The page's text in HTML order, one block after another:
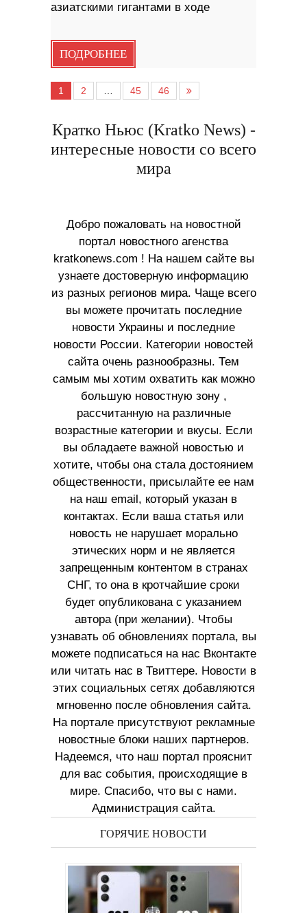
азиатскими гигантами в ходе
ПОДРОБНЕЕ
1 2 … 45 46
Кратко Ньюс (Kratko News) -
интересные новости со всего
мира
Добро пожаловать на новостной
портал новостного агенства
kratkonews.com ! На нашем сайте вы
узнаете достоверную информацию
из разных регионов мира. Чаще всего
вы можете прочитать последние
новости Украины и последние
новости России. Категории новостей
сайта очень разнообразны. Тем
самым мы хотим охватить как можно
большую новостную зону ,
рассчитанную на различные
возрастные категории и вкусы. Если
вы обладаете важной новостью и
хотите, чтобы она стала достоянием
общественности, присылайте ее нам
на наш email, который указан в
контактах. Если ваша статья или
новость не нарушает морально
этических норм и не является
запрещенным контентом в странах
СНГ, то она в кротчайшие сроки
будет опубликована с указанием
автора (при желании). Чтобы
узнавать об обновлениях портала, вы
можете подписаться на нас Вконтакте
или читать нас в Твиттере. Новости в
этих социальных сетях добавляются
мгновенно после обновления сайта.
На портале присутствуют рекламные
новостные блоки наших партнеров.
Надеемся, что наш портал прояснит
для вас события, происходящие в
мире. Спасибо, что вы с нами.
Администрация сайта.
ГОРЯЧИЕ НОВОСТИ